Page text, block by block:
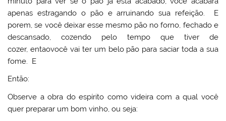
apenas estragando o pão e arruinando sua refeição. E
porem, se você deixar esse mesmo pão no forno, fechado e
descansado, cozendo pelo tempo que tiver de
cozer, entaovocê vai ter um belo pão para saciar toda a sua
fome. E
Então:
Observe a obra do espírito como videira com a qual você
quer preparar um bom vinho, ou seja: